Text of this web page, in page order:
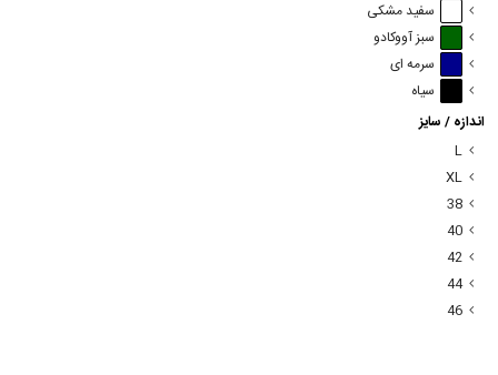
سفید مشکی
سبز آووکادو
سرمه ای
سیاه
اندازه / سایز
L
XL
38
40
42
44
46